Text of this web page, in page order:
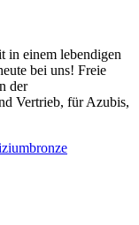
in einem lebendigen
bei uns! Freie
der
Vertrieb, für Azubis,